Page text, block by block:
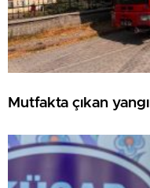
Mutfakta çıkan